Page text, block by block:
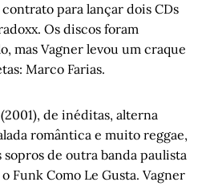
para lançar dois CDs
Os discos foram
mas Vagner levou um craque
Marco Farias.
(2001), de inéditas, alterna
romântica e muito reggae,
de outra banda paulista
Funk Como Le Gusta. Vagner